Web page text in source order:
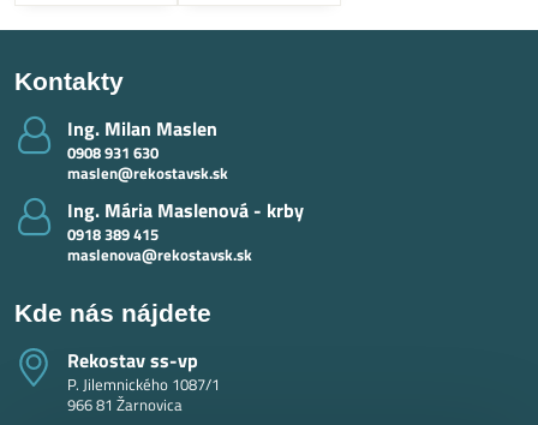
Kontakty
Ing​. Milan Maslen
0908 931 630
maslen@rekostavsk.sk
Ing​. Mária Maslenová - krby
0918 389 415
maslenova@rekostavsk.sk
Kde nás nájdete
Rekostav ss-vp
P. Jilemnického 1087/1
966 81 Žarnovica